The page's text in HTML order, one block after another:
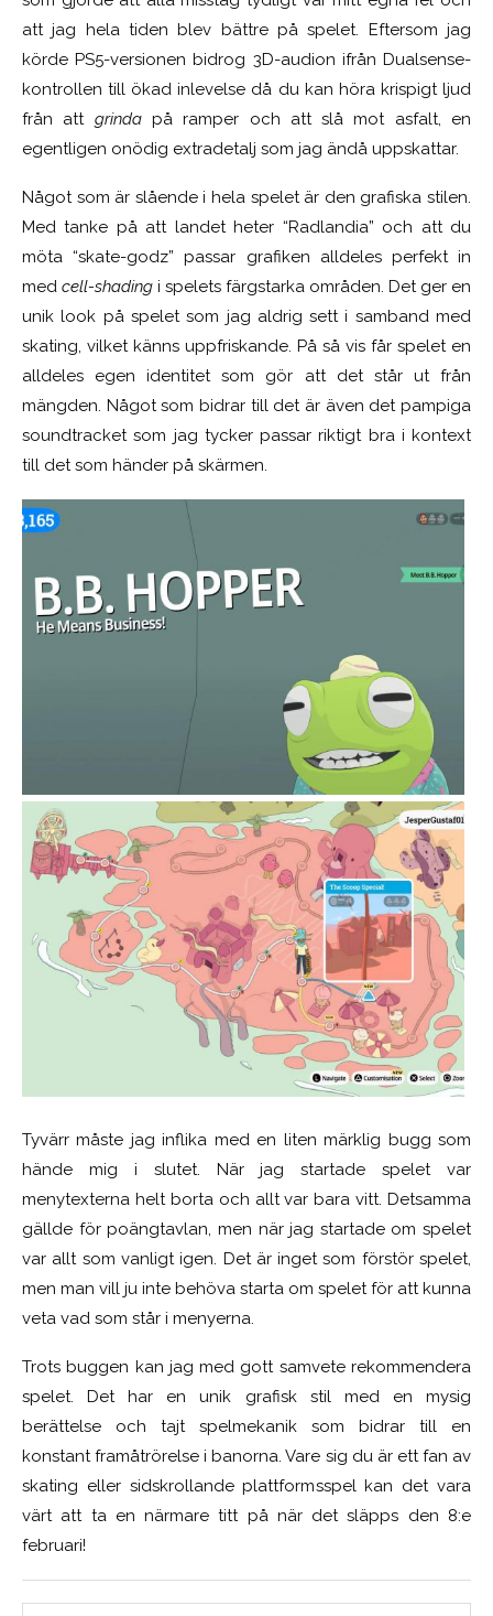
att jag hela tiden blev bättre på spelet. Eftersom jag
körde PS5-versionen bidrog 3D-audion ifrån Dualsense-
kontrollen till ökad inlevelse då du kan höra krispigt ljud
från att grindapå ramper och att slå mot asfalt, en
egentligen onödig extradetalj som jag ändå uppskattar.
Något som är slående i hela spelet är den grafiska stilen.
Med tanke på att landet heter “Radlandia” och att du
möta “skate-godz” passar grafiken alldeles perfekt in
med cell-shading i spelets färgstarka områden. Det ger en
unik look på spelet som jag aldrig sett i samband med
skating, vilket känns uppfriskande. På så vis får spelet en
alldeles egen identitet som gör att det står ut från
mängden. Något som bidrar till det är även det pampiga
soundtracket som jag tycker passar riktigt bra i kontext
till det som händer på skärmen.
Tyvärr måste jag inflika med en liten märklig bugg som
hände mig i slutet. När jag startade spelet var
menytexterna helt borta och allt var bara vitt. Detsamma
gällde för poängtavlan, men när jag startade om spelet
var allt som vanligt igen. Det är inget som förstör spelet,
men man vill ju inte behöva starta om spelet för att kunna
veta vad som står i menyerna.
Trots buggen kan jag med gott samvete rekommendera
spelet. Det har en unik grafisk stil med en mysig
berättelse och tajt spelmekanik som bidrar till en
konstant framåtrörelse i banorna. Vare sig du är ett fan av
skating eller sidskrollande plattformsspel kan det vara
värt att ta en närmare titt på när det släpps den 8:e
februari!